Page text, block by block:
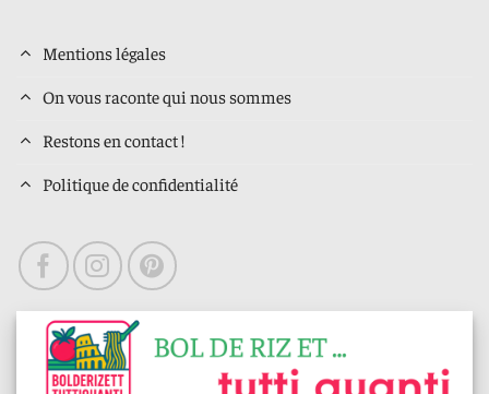
Mentions légales
On vous raconte qui nous sommes
Restons en contact !
Politique de confidentialité